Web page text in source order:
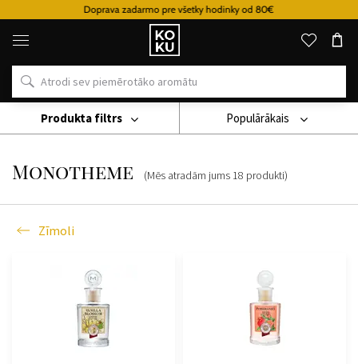
Doprava zadarmo pre všetky hodinky od 80€
Oriģinālie
parfimērijas
izstrādājumi
un
pulksteņi
vietā
Zīmoli
Monotheme
Monotheme (Mēs atradām jums 18 produkti)
Populārākais
Zīmoli
Produkta filtrs